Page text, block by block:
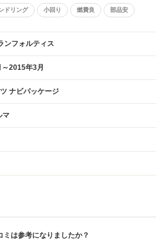
ドリング 小回り 燃費良 部品安
ンフォルティス
2015年3月
ナビパッケージ
マ
ミは参考になりましたか？